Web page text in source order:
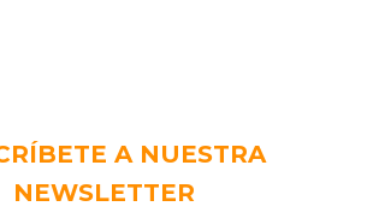
A NUESTRA
NEWSLETTER